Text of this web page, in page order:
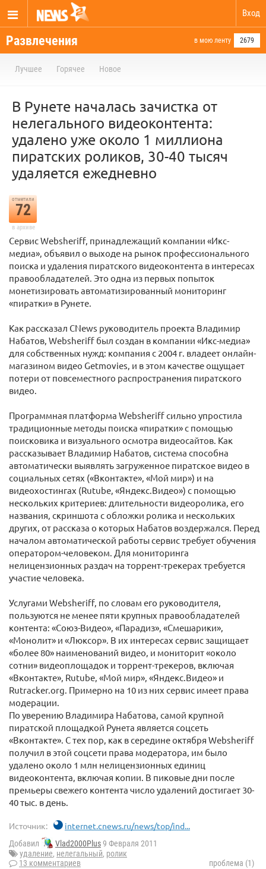
Вход
Развлечения в мою ленту 2679
Лучшее Горячее Новое
В Рунете началась зачистка от
нелегального видеоконтента:
удалено уже около 1 миллиона
пиратских роликов, 30-40 тысяч
удаляется ежедневно
отметили
72
в архиве
Сервис Websheriff, принадлежащий компании «Икс-
медиа», объявил о выходе на рынок профессионального
поиска и удаления пиратского видеоконтента в интересах
правообладателей. Это одна из первых попыток
монетизировать автоматизированный мониторинг
«пиратки» в Рунете.
Как рассказал CNews руководитель проекта Владимир
Набатов, Websheriff был создан в компании «Икс-медиа»
для собственных нужд: компания с 2004 г. владеет онлайн-
магазином видео Getmovies, и в этом качестве ощущает
потери от повсеместного распространения пиратского
видео.
Программная платформа Websheriff сильно упростила
традиционные методы поиска «пиратки» с помощью
поисковика и визуального осмотра видеосайтов. Как
рассказывает Владимир Набатов, система способна
автоматически выявлять загруженное пиратское видео в
социальных сетях («Вконтакте», «Мой мир») и на
видеохостингах (Rutube, «Яндекс.Видео») с помощью
нескольких критериев: длительности видеоролика, его
названия, скриншота с обложки ролика и нескольких
других, от рассказа о которых Набатов воздержался. Перед
началом автоматической работы сервис требует обучения
оператором-человеком. Для мониторинга
нелицензионных раздач на торрент-трекерах требуется
участие человека.
Услугами Websheriff, по словам его руководителя,
пользуются не менее пяти крупных правообладателей
контента: «Союз-Видео», «Парадиз», «Смешарики»,
«Монолит» и «Люксор». В их интересах сервис защищает
«более 80» наименований видео, и мониторит «около
сотни» видеоплощадок и торрент-трекеров, включая
«Вконтакте», Rutube, «Мой мир», «Яндекс.Видео» и
Rutracker.org. Примерно на 10 из них сервис имеет права
модерации.
По уверению Владимира Набатова, самой крупной
пиратской площадкой Рунета является соцсеть
«Вконтакте». С тех пор, как в середине октября Websheriff
получил в этой соцсети права модератора, им было
удалено около 1 млн нелицензионных единиц
видеоконтента, включая копии. В пиковые дни после
премьеры свежего контента число удалений достигает 30-
40 тыс. в день.
Источник: internet.cnews.ru/news/top/ind...
Добавил Vlad2000Plus9 Февраля 2011
удаление, нелегальный, ролик
13 комментариев
проблема (1)